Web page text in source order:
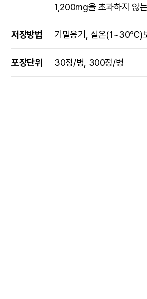
1,200mg을 초과하지 않
저장방법 기밀용기, 실온(1~30℃)
포장단위 30정/병, 300정/병